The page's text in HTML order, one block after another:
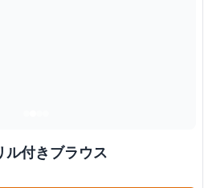
ル付きブラウス